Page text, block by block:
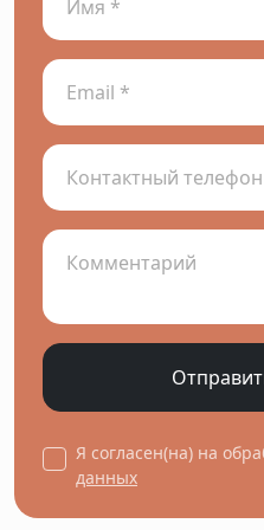
Я согласен(на) на
данных